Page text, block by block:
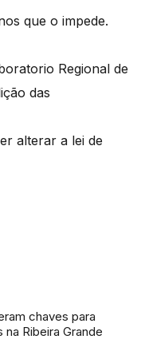
que o impede.
Regional de
das
alterar a lei de
chaves para
Ribeira Grande